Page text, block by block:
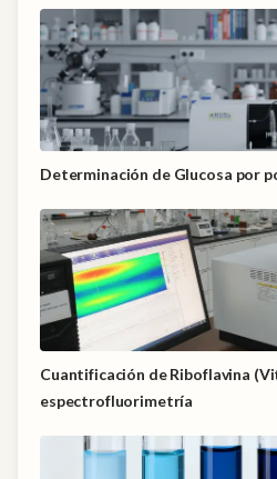
Determinación de Glucosa por
Cuantificación de Riboflavina
espectrofluorimetría